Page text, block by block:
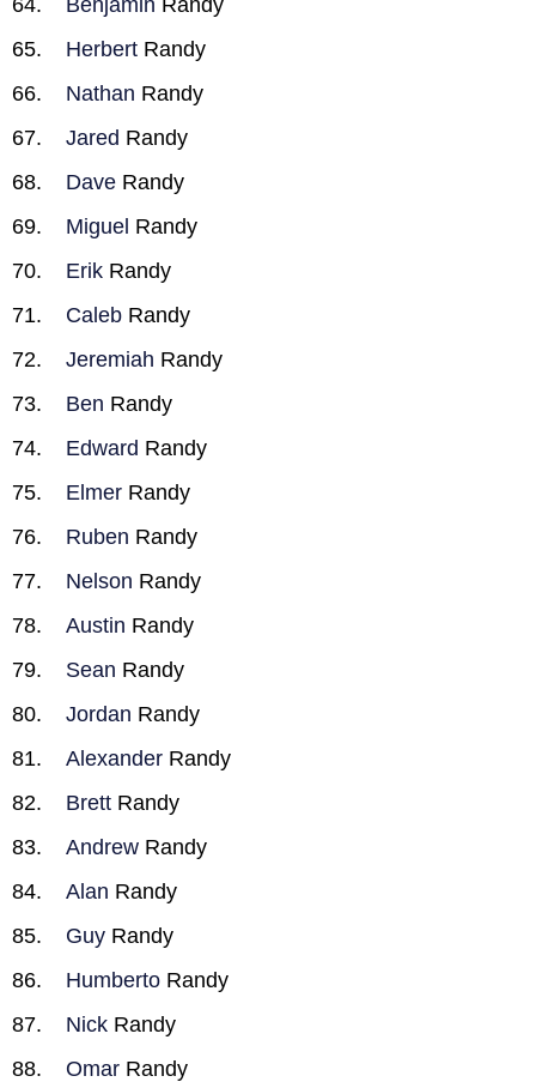
Benjamin Randy
Herbert Randy
Nathan Randy
Jared Randy
Dave Randy
Miguel Randy
Erik Randy
Caleb Randy
Jeremiah Randy
Ben Randy
Edward Randy
Elmer Randy
Ruben Randy
Nelson Randy
Austin Randy
Sean Randy
Jordan Randy
Alexander Randy
Brett Randy
Andrew Randy
Alan Randy
Guy Randy
Humberto Randy
Nick Randy
Omar Randy